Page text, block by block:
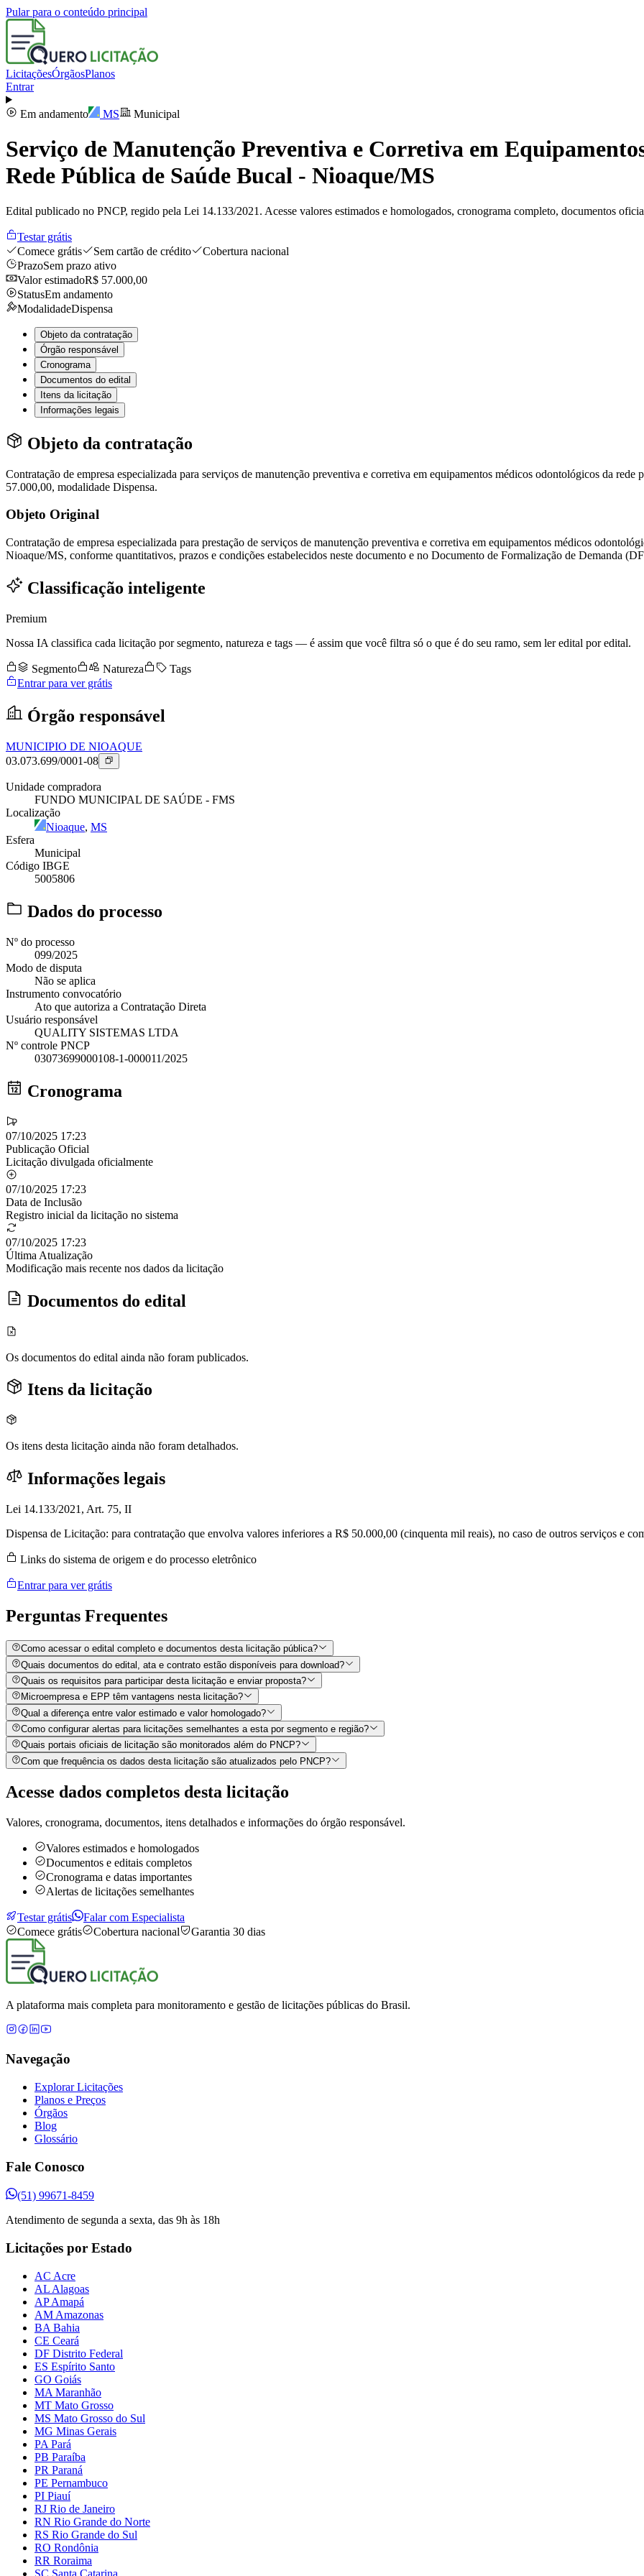
Pular para o conteúdo principal
LicitaçõesÓrgãosPlanos
Entrar
Em andamento MS Municipal
Serviço de Manutenção Preventiva e Corretiva em
Rede Pública de Saúde Bucal - Nioaque/MS
Edital publicado no PNCP, regido pela Lei 14.133/2021. Acesse valores estimados e homologados, cronograma completo, documentos
Testar grátis
Comece grátis
Sem cartão de crédito
Cobertura nacional
PrazoSem prazo ativo
Valor estimadoR$ 57.000,00
StatusEm andamento
ModalidadeDispensa
Objeto da contratação
Órgão responsável
Cronograma
Documentos do edital
Itens da licitação
Informações legais
Objeto da contratação
Contratação de empresa especializada para serviços de manutenção preventiva e corretiva em equipamentos médicos odontológicos da
57.000,00, modalidade Dispensa.
Objeto Original
Contratação de empresa especializada para prestação de serviços de manutenção preventiva e corretiva em equipamentos médicos
Nioaque/MS, conforme quantitativos, prazos e condições estabelecidos neste documento e no Documento de Formalização de Demanda
Classificação inteligente
Premium
Nossa IA classifica cada licitação por segmento, natureza e tags — é assim que você filtra só o que é do seu ramo, sem ler edital por edital.
Segmento Natureza
Tags
Entrar para ver grátis
Órgão responsável
MUNICIPIO DE NIOAQUE
03.073.699/0001-08
Unidade compradora
FUNDO MUNICIPAL DE SAÚDE - FMS
Localização
Nioaque, MS
Esfera
Municipal
Código IBGE
5005806
Dados do processo
Nº do processo
099/2025
Modo de disputa
Não se aplica
Instrumento convocatório
Ato que autoriza a Contratação Direta
Usuário responsável
QUALITY SISTEMAS LTDA
Nº controle PNCP
03073699000108-1-000011/2025
Cronograma
07/10/2025 17:23
Publicação Oficial
Licitação divulgada oficialmente
07/10/2025 17:23
Data de Inclusão
Registro inicial da licitação no sistema
07/10/2025 17:23
Última Atualização
Modificação mais recente nos dados da licitação
Documentos do edital
Os documentos do edital ainda não foram publicados.
Itens da licitação
Os itens desta licitação ainda não foram detalhados.
Informações legais
Lei 14.133/2021, Art. 75, II
Dispensa de Licitação: para contratação que envolva valores inferiores a R$ 50.000,00 (cinquenta mil reais), no caso de outros serviços e
Links do sistema de origem e do processo eletrônico
Entrar para ver grátis
Perguntas Frequentes
Como acessar o edital completo e documentos desta licitação pública?
Quais documentos do edital, ata e contrato estão disponíveis para download?
Quais os requisitos para participar desta licitação e enviar proposta?
Microempresa e EPP têm vantagens nesta licitação?
Qual a diferença entre valor estimado e valor homologado?
Como configurar alertas para licitações semelhantes a esta por segmento e região?
Quais portais oficiais de licitação são monitorados além do PNCP?
Com que frequência os dados desta licitação são atualizados pelo PNCP?
Acesse dados completos desta licitação
Valores, cronograma, documentos, itens detalhados e informações do órgão responsável.
Valores estimados e homologados
Documentos e editais completos
Cronograma e datas importantes
Alertas de licitações semelhantes
Testar grátis
Falar com Especialista
Comece grátis
Cobertura nacional Garantia 30 dias
A plataforma mais completa para monitoramento e gestão de licitações públicas do Brasil.
Navegação
Explorar Licitações
Planos e Preços
Órgãos
Blog
Glossário
Fale Conosco
(51) 99671-8459
Atendimento de segunda a sexta, das 9h às 18h
Licitações por Estado
AC Acre
AL Alagoas
AP Amapá
AM Amazonas
BA Bahia
CE Ceará
DF Distrito Federal
ES Espírito Santo
GO Goiás
MA Maranhão
MT Mato Grosso
MS Mato Grosso do Sul
MG Minas Gerais
PA Pará
PB Paraíba
PR Paraná
PE Pernambuco
PI Piauí
RJ Rio de Janeiro
RN Rio Grande do Norte
RS Rio Grande do Sul
RO Rondônia
RR Roraima
SC Santa Catarina